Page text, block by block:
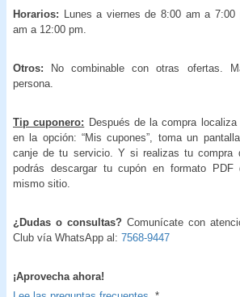
Horarios:
Lunes a viernes de 8:00 am a
am a 12:00 pm.
Otros:
No combinable con otras ofertas.
persona.
Tip cuponero: Después de la compra
en la opción: “Mis cupones”, toma un
canje de tu servicio. Y si realizas tu compra
podrás descargar tu cupón en formato PDF
mismo sitio.
¿Dudas o consultas? Comunícate con
Club vía WhatsApp al: 7568-9447
¡Aprovecha ahora!